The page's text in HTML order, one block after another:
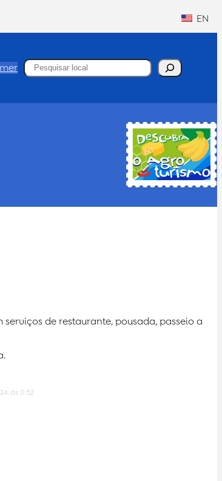
EN
Pesquisar
de restaurante, pousada, passeio a
às 11:52